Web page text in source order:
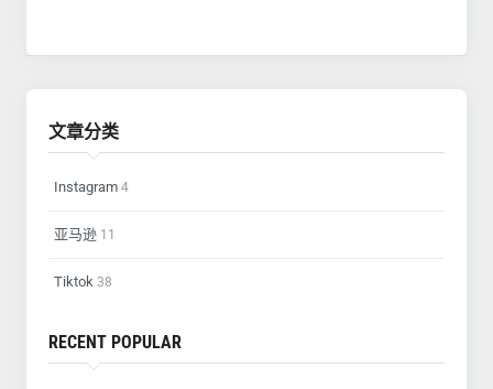
文章分类
Instagram 4
亚马逊 11
Tiktok 38
RECENT POPULAR